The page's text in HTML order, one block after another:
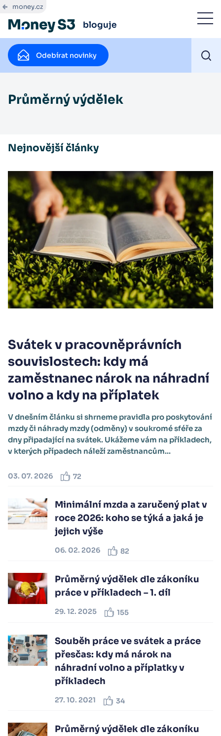
money.cz
bloguje
Odebírat novinky
Průměrný výdělek
Nejnovější články
Svátek v pracovněprávních
souvislostech: kdy má
zaměstnanec nárok na náhradní
volno a kdy na příplatek
V dnešním článku si shrneme pravidla pro poskytování
mzdy či náhrady mzdy (odměny) v soukromé sféře za
dny připadající na svátek. Ukážeme vám na příkladech,
v kterých případech náleží zaměstnancům...
03. 07. 2026 72
Minimální mzda a zaručený plat v
roce 2026: koho se týká a jaká je
jejich výše
06. 02. 2026 82
Průměrný výdělek dle zákoníku
práce v příkladech – 1. díl
29. 12. 2025 155
Souběh práce ve svátek a práce
přesčas: kdy má nárok na
náhradní volno a příplatky v
příkladech
27. 10. 2021 34
Průměrný výdělek dle zákoníku